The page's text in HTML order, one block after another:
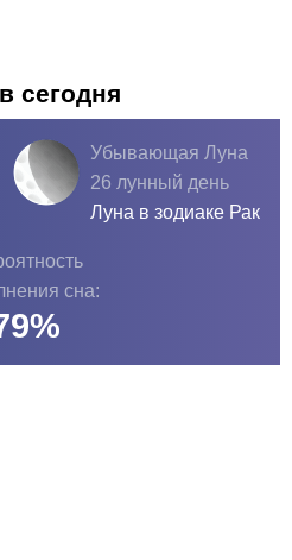
сегодня
Убывающая Луна
26 лунный день
Луна в зодиаке Рак
сна:
%